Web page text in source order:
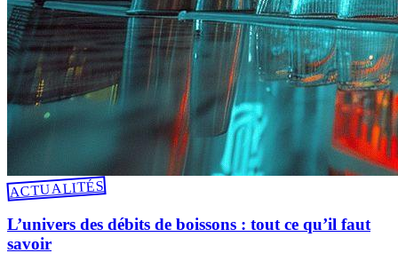
ACTUALITÉS
L’univers des débits de boissons : tout ce qu’il faut
savoir